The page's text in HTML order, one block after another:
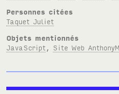
Personnes citées
Taquet Juliet
Objets mentionnés
JavaScript
Site Web